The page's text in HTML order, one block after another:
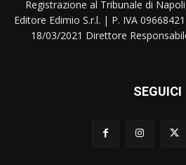
Registrazione al Tribunale di
Editore Edimio S.r.l. | P. IVA
18/03/2021 Direttore
SEGUICI